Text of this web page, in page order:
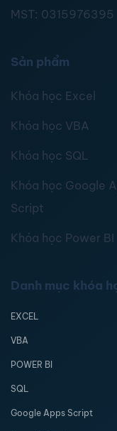
MST: 0315976395
Sản phẩm
Khóa học Excel
Khóa học VBA
Khóa học SQL
Khóa học Google
Script
Khóa học Power BI
Danh mục khóa
EXCEL
VBA
POWER BI
SQL
Google Apps Script